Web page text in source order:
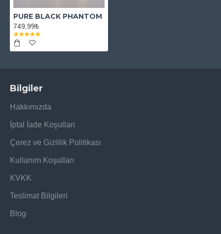
PURE BLACK PHANTOM
749,99₺
Bilgiler
Hakkımızda
İptal İade Koşulları
Çerez ve Gizlilik Politikası
Kullanım Koşulları
KVKK
Teslimat Bilgileri
Blog